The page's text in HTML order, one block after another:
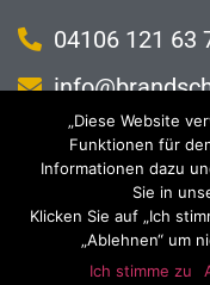
04106 121 63
2023 Brandschutzservice
„Diese Website
Funktionen für
Informationen dazu
Sie in
Klicken Sie auf „Ich
„Ablehnen“ um
Ich stimme zu